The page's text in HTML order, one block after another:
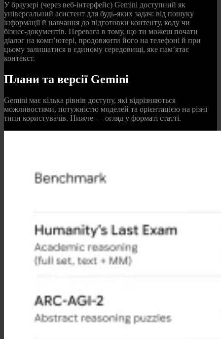
У браузері (через веб‑інтерфейс) Gemini доступний як
універсальний асистент для будь‑яких задач: від пошуку
інформації й навчання до підготовки контенту, коду чи
бізнес‑документів. Перевага в тому, що ти можеш почати
діалог на комп’ютері, продовжити його на телефоні й при
цьому залишатися в єдиному середовищі, яке пам’ятає
контекст.
Плани та версії Gemini
Gemini має кілька рівнів доступу, які відрізняються
можливостями, потужністю моделей та орієнтацією на різні
типи користувачів. Нижче — огляд у форматі статті.